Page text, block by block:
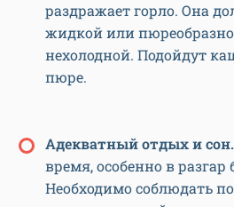
раздражает горло. Она
жидкой или
нехолодной. Подойдут
пюре.
Адекватный отдых и сон.
время, особенно в разгар
Необходимо соблюдать